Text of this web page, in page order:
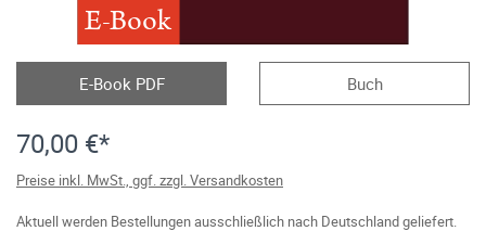
E-Book
E-Book PDF Buch
70,00 €*
Preise inkl. MwSt., ggf. zzgl. Versandkosten
Aktuell werden Bestellungen ausschließlich nach Deutschland geliefert.